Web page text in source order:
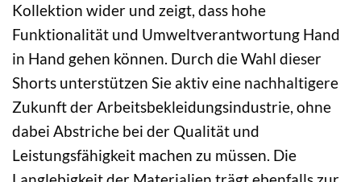
Kollektion wider und zeigt, dass hohe
Funktionalität und Umweltverantwortung Hand
in Hand gehen können. Durch die Wahl dieser
Shorts unterstützen Sie aktiv eine nachhaltigere
Zukunft der Arbeitsbekleidungsindustrie, ohne
dabei Abstriche bei der Qualität und
Leistungsfähigkeit machen zu müssen. Die